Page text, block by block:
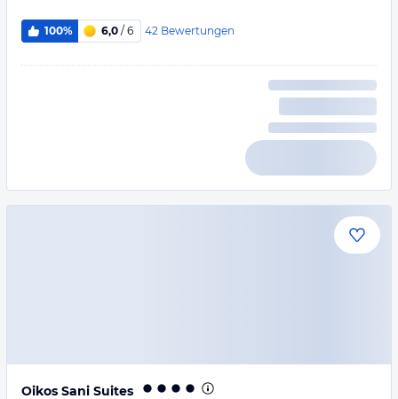
100% 6,0 / 6 42 Bewertungen
Oikos Sani Suites